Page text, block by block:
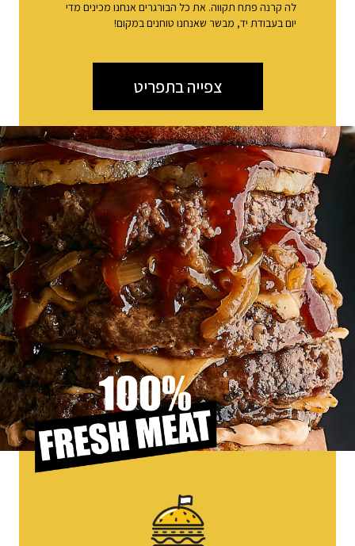
לה קרנה פתח תקווה. את כל הבורגרים אנחנו מכינים מדי
יום בעבודת יד, מבשר שאנחנו טוחנים במקום!
צפייה בתפריט